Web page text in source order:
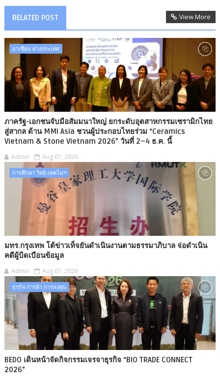
RELATED POST View More
อาเซียน ต่างประเทศ
ภาครัฐ-เอกชนจับมือสัมมนาใหญ่ ยกระดับอุตสาหกรรมเซรามิกไทย
สู่สากล ด้าน MMI Asia ชวนผู้ประกอบไทยร่วม “Ceramics
Vietnam & Stone Vietnam 2026” วันที่ 2–4 ธ.ค. นี้
Admin Aug 07, 2026
การศึกษา วิทย์-เทคโนฯ
มทร.กรุงเทพ โต้ข่าวเท็จยันดำเนินงานตามธรรมาภิบาล จ่อดำเนิน
คดีผู้บิดเบือนข้อมูล
Admin Aug 07, 2026
ธุรกิจ การค้า การลงทุน
BEDO เดินหน้าจัดกิจกรรมเจรจาธุรกิจ “BIO TRADE CONNECT
2026”